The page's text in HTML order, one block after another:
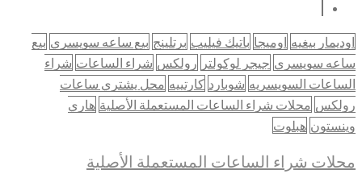
اوديمار بيغيه اوميجا باتيك فيليب برتلينج بيع ساعه سويسري بيع
ساعه سويسري جيجر لوكولتر رولكس شراء الساعات شراء
الساعات السويسريه شوبارد كارتييه محل يشتري ساعات
رولكس محلات شراء الساعات المستعملة الأصلية هاري
وينستون هبلوت
محلات شراء الساعات المستعملة الأصلية